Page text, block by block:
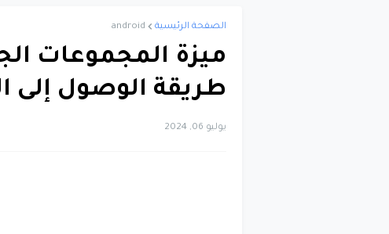
الصفحة الرئيسية android
ميزة المجموعات
طريقة الوصول إلى
يوليو 06, 2024